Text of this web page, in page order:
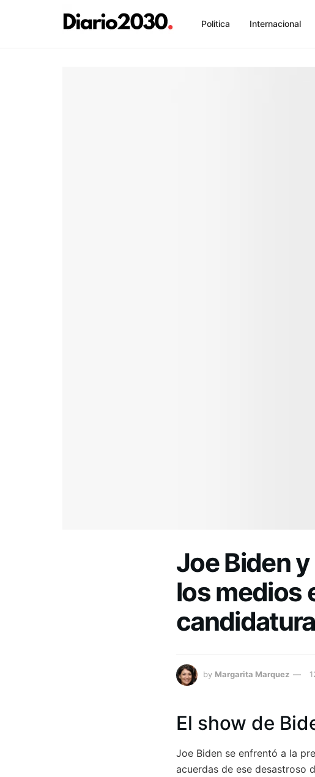
Politica Internacional
Joe Biden
los medios
by Margarita Marquez
El show de
Joe Biden se enfrentó a la
acuerdas de ese desastroso